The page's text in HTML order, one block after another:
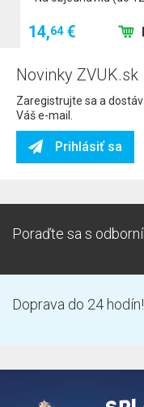
14,64€
Novinky ZVUK.sk
Zaregistrujte sa a
Váš e-mail.
Prihlásiť sa
Poraďte sa s
Doprava do 24 hodín!